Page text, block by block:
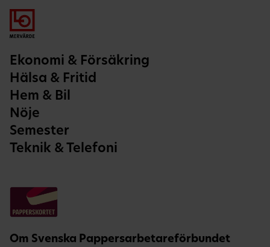
Ekonomi & Försäkring
Hälsa & Fritid
Hem & Bil
Nöje
Semester
Teknik & Telefoni
Om Svenska Pappersarbetareförbundet